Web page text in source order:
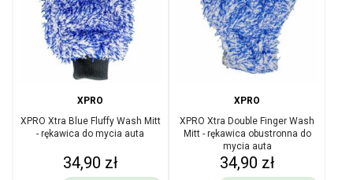
XPRO
XPRO Xtra Blue Fluffy Wash Mitt
- rękawica do mycia auta
Cena
34,90 zł
XPRO
XPRO Xtra Double Finger Wash
Mitt - rękawica obustronna do
mycia auta
Cena
34,90 zł